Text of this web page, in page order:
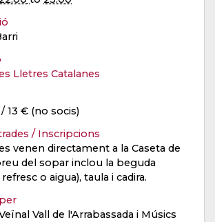
Lletres Catalanes
13 € (no socis)
/ Inscripcions
venen directament a la Caseta de
del sopar inclou la beguda
refresc o aigua), taula i cadira.
Vall de l'Arrabassada i Músics